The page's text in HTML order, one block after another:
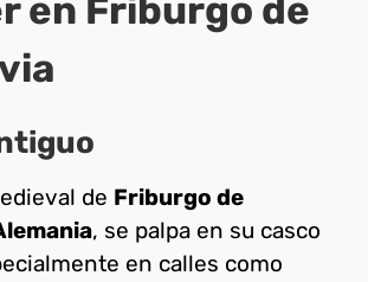
en Friburgo de
de Friburgo de
, se palpa en su casco
en calles como